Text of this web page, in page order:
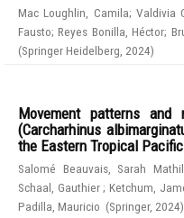
Mac Loughlin, Camila; Valdivia
Fausto;Reyes Bonilla, Héctor;
(Springer Heidelberg 2024)
Movement patterns
(Carcharhinus
the Eastern Tropical Pacific
Salomé Beauvais, Sarah
Schaal, Gauthier;Ketchum,
Padilla, Mauricio (Springer, 2024)